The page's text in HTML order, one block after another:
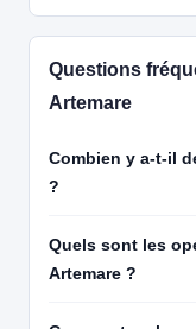
Questions
Artemare
Combien y a-t-il
?
Quels sont les
Artemare ?